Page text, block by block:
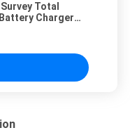
Total
Charger